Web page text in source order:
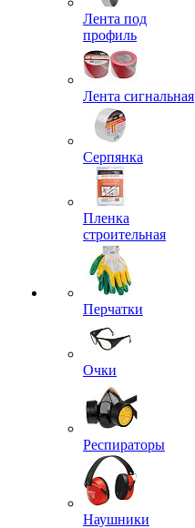
Лента под
профиль
Лента сигнальная
Серпянка
Пленка
строительная
Перчатки
Очки
Респираторы
Наушники